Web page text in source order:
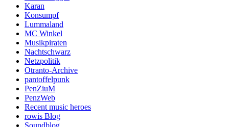
Karan
Konsumpf
Lummaland
MC Winkel
Musikpiraten
Nachtschwarz
Netzpolitik
Otranto-Archive
pantoffelpunk
PenZiuM
PenzWeb
Recent music heroes
rowis Blog
Soundblog